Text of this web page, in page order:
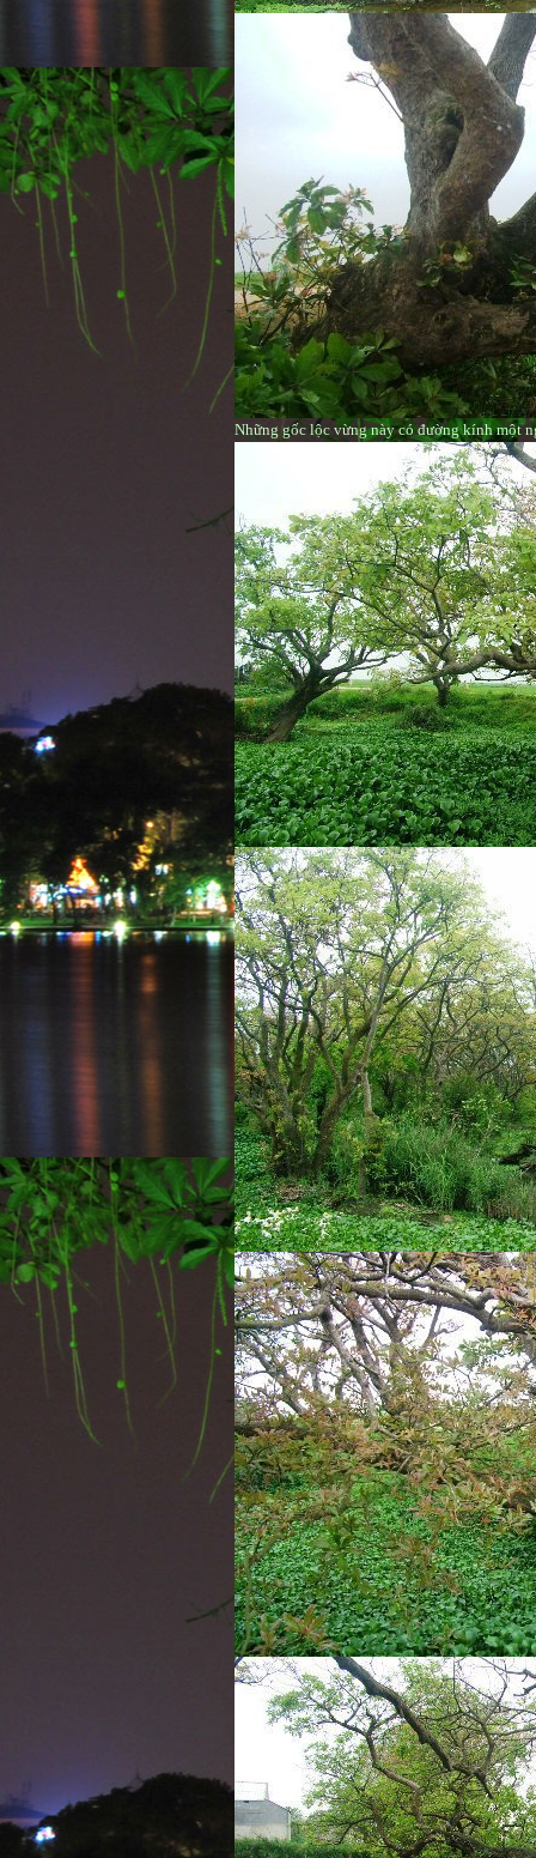
Những gốc lộc vừng này có đường kính một